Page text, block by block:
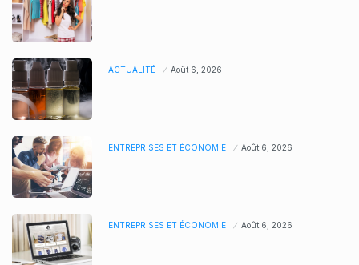
ACTUALITÉ Août 6, 2026
ENTREPRISES ET ÉCONOMIE Août 6, 2026
ENTREPRISES ET ÉCONOMIE Août 6, 2026